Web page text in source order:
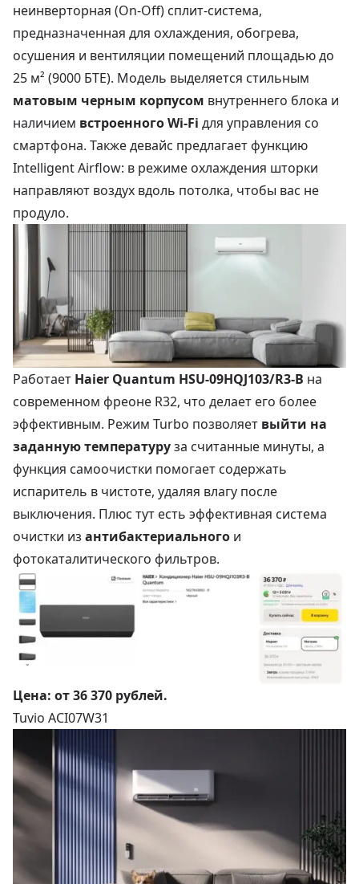
неинверторная (On-Off) сплит-система,
предназначенная для охлаждения, обогрева,
осушения и вентиляции помещений площадью до
25 м² (9000 БТЕ). Модель выделяется стильным
матовым черным корпусом внутреннего блока и
наличием встроенного Wi-Fi для управления со
смартфона. Также девайс предлагает функцию
Intelligent Airflow: в режиме охлаждения шторки
направляют воздух вдоль потолка, чтобы вас не
продуло.
Работает Haier Quantum HSU-09HQJ103/R3-B на
современном фреоне R32, что делает его более
эффективным. Режим Turbo позволяет выйти на
заданную температуруза считанные минуты, а
функция самоочистки помогает содержать
испаритель в чистоте, удаляя влагу после
выключения. Плюс тут есть эффективная система
очистки из антибактериального и
фотокаталитического фильтров.
Цена: от 36 370 рублей.
Tuvio ACI07W31